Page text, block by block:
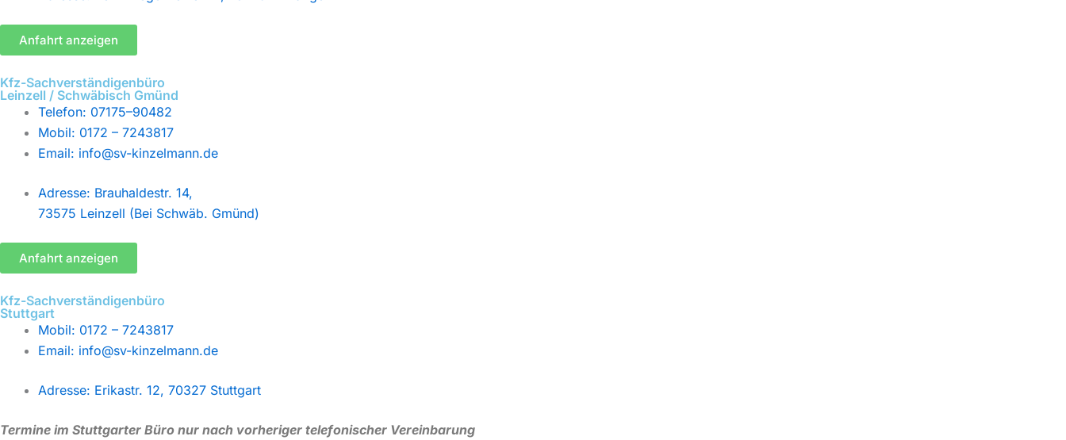
Anfahrt anzeigen
Kfz-Sachverständigenbüro
Leinzell / Schwäbisch Gmünd
Telefon: 07175–90482
Mobil: 0172 – 7243817
Email: info@sv-kinzelmann.de
Adresse: Brauhaldestr. 14,
73575 Leinzell (Bei Schwäb. Gmünd)
Anfahrt anzeigen
Kfz-Sachverständigenbüro
Stuttgart
Mobil: 0172 – 7243817
Email: info@sv-kinzelmann.de
Adresse: Erikastr. 12, 70327 Stuttgart
Termine im Stuttgarter Büro nur nach vorheriger telefonischer Vereinbarung